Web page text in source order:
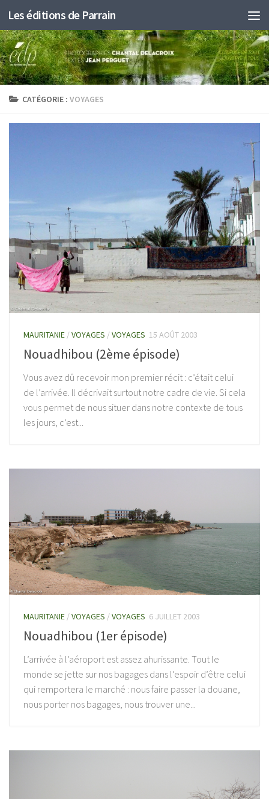
Au dessous du contenu
Les éditions de Parrain
CATÉGORIE : VOYAGES
MAURITANIE /VOYAGES /VOYAGES 15 AOÛT 2003
Nouadhibou (2ème épisode)
Vous avez dû recevoir mon premier récit : c’était celui
de l’arrivée. Il décrivait surtout notre cadre de vie. Si cela
vous permet de nous situer dans notre contexte de tous
les jours, c’est...
MAURITANIE /VOYAGES /VOYAGES 6 JUILLET 2003
Nouadhibou (1er épisode)
L’arrivée à l’aéroport est assez ahurissante. Tout le
monde se jette sur nos bagages dans l’espoir d’être celui
qui remportera le marché : nous faire passer la douane,
nous porter nos bagages, nous trouver une...